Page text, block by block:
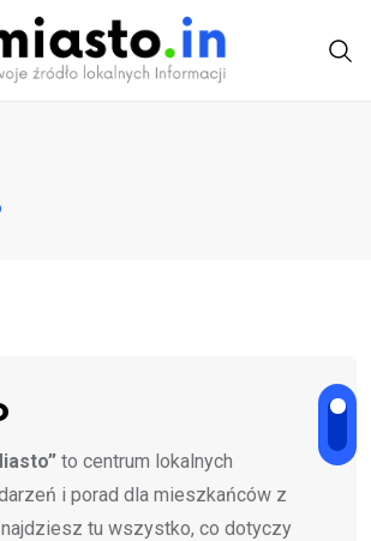
to centrum lokalnych
i porad dla mieszkańców z
tu wszystko, co dotyczy